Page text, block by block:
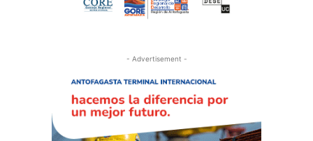
- Advertisement -